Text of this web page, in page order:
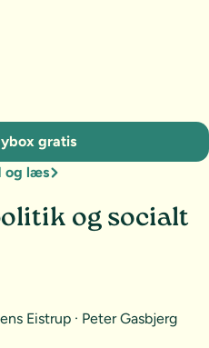
og socialt
Eistrup · Peter Gasbjerg
gratis
og læs